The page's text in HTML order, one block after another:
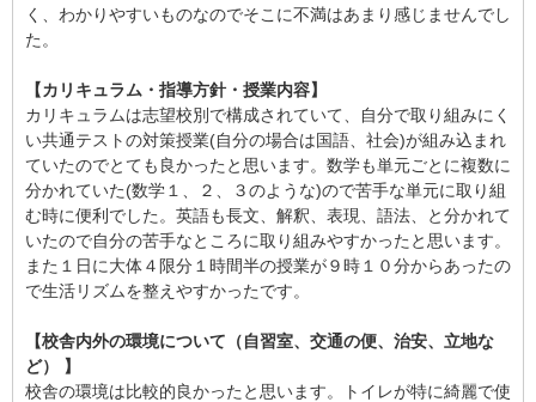
く、わかりやすいものなのでそこに不満はあまり感じませんでし
た。
【カリキュラム・指導方針・授業内容】
カリキュラムは志望校別で構成されていて、自分で取り組みにく
い共通テストの対策授業(自分の場合は国語、社会)が組み込まれ
ていたのでとても良かったと思います。数学も単元ごとに複数に
分かれていた(数学１、２、３のような)ので苦手な単元に取り組
む時に便利でした。英語も長文、解釈、表現、語法、と分かれて
いたので自分の苦手なところに取り組みやすかったと思います。
また１日に大体４限分１時間半の授業が９時１０分からあったの
で生活リズムを整えやすかったです。
【校舎内外の環境について（自習室、交通の便、治安、立地な
ど） 】
校舎の環境は比較的良かったと思います。トイレが特に綺麗で使